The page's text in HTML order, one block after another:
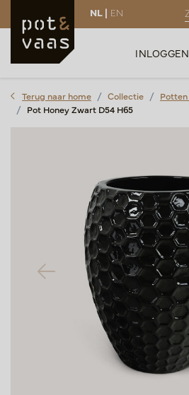
NL | EN
INLOGGEN
Terug naar home Collectie
Potten
Pot Honey Zwart D54 H65